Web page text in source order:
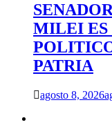
MILEI ES
PATRIA
agosto 8, 2026